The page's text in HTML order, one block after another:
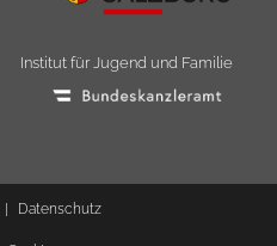
Institut für Jugend und Familie
Daten­schutz